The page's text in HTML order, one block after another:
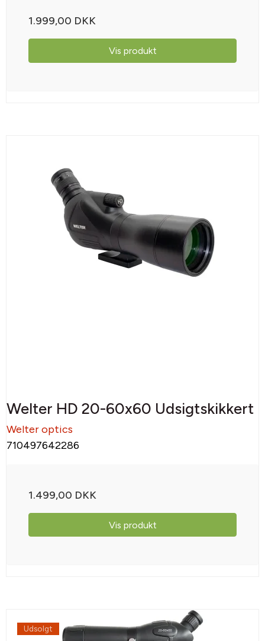
1.999,00 DKK
Vis produkt
Welter HD 20-60x60 Udsigtskikkert
Welter optics
710497642286
1.499,00 DKK
Vis produkt
Udsolgt